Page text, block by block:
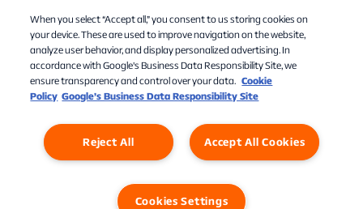
When you select “Accept all,” you consent to us storing cookies on
your device. These are used to improve navigation on the website,
analyze user behavior, and display personalized advertising. In
accordance with Google's Business Data Responsibility Site, we
ensure transparency and control over your data. Cookie
Policy Google’s Business Data Responsibility Site
Accept All Cookies
Reject All
Cookies Settings